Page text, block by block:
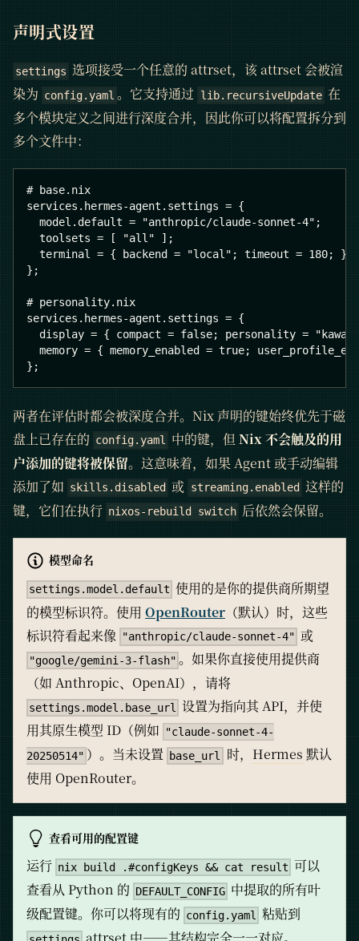
声明式设置
settings 选项接受一个任意的 attrset，该 attrset 会被渲
染为 config.yaml 。它支持通过 lib.recursiveUpdate 在
多个模块定义之间进行深度合并，因此你可以将配置拆分到
多个文件中：
# base.nix
services.hermes-agent.settings = {
  model.default = "anthropic/claude-sonnet-4";
  toolsets = [ "all" ];
  terminal = { backend = "local"; timeout = 180; };
};
# personality.nix
services.hermes-agent.settings = {
display = { compact = false; personality =
memory = { memory_enabled = true;
};
两者在评估时都会被深度合并。Nix 声明的键始终优先于磁
盘上已存在的 config.yaml 中的键，但Nix 不会触及的用
户添加的键将被保留。这意味着，如果 Agent 或手动编辑
添加了如 skills.disabled 或 streaming.enabled 这样的
键，它们在执行 nixos-rebuild switch 后依然会保留。
模型命名
settings.model.default 使用的是你的提供商所期望
的模型标识符。使用 OpenRouter （默认）时，这些
标识符看起来像
"anthropic/claude-sonnet-4" 或
"google/gemini-3-flash" 。如果你直接使用提供商
（如 Anthropic、OpenAI），请将
settings.model.base_url
设置为指向其 API，并使
用其原生模型 ID（例如
"claude-sonnet-4-
20250514" ）。当未设置 base_url 时， Hermes 默认
使用 OpenRouter。
查看可用的配置键
运行 nix build .#configKeys && cat result 可以
查看从 Python 的 DEFAULT_CONFIG 中提取的所有叶
级配置键。你可以将现有的 config.yaml 粘贴到
attrset 中——其结构完全一一对应。